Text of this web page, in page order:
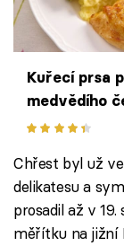
Kuřecí prsa
medvědího
variace na
Chřest byl už
delikatesu a
prosadil až v
měřítku na jižní